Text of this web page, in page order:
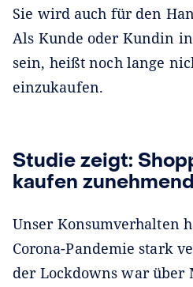
Sie wird auch für den
Als Kunde oder Kundin
sein, heißt noch lange
einzukaufen.
Studie zeigt:
kaufen
Unser Konsumverhalten
Corona-Pandemie stark
der Lockdowns war über